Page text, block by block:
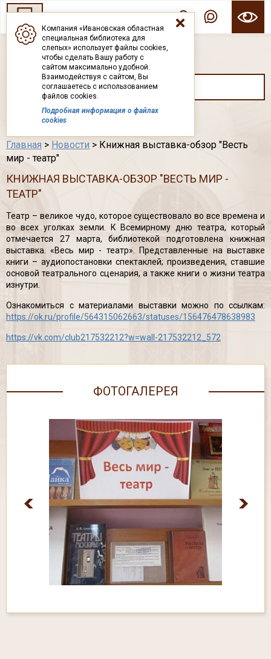
Компания «Ивановская областная
специальная библиотека для
слепых» использует файлы cookies,
чтобы сделать Вашу работу с
сайтом максимально удобной.
Взаимодействуя с сайтом, Вы
соглашаетесь с использованием
файлов cookies.
Подробная информация о файлах
cookies
ГОСУДАРСТВЕННОЕ БЮДЖЕТНОЕ УЧРЕЖДЕНИЕ ИВАНОВСКОЙ ОБЛАСТИ
ИВАНОВСКАЯ ОБЛАСТНАЯ СПЕЦИАЛЬНАЯ
БИБЛИОТЕКА ДЛЯ СЛЕПЫХ
Каталог
Главная > Новости > Книжная выставка-обзор "Весть
мир - театр"
КНИЖНАЯ ВЫСТАВКА-ОБЗОР "ВЕСТЬ МИР -
ТЕАТР"
Театр – великое чудо, которое существовало во все времена и
во всех уголках земли. К Всемирному дню театра, который
отмечается 27 марта, библиотекой подготовлена книжная
выставка. «Весь мир - театр». Представленные на выставке
книги – аудиопостановки спектаклей; произведения, ставшие
основой театрального сценария, а также книги о жизни театра
изнутри.
Ознакомиться с материалами выставки можно по ссылкам:
https://ok.ru/profile/564315062663/statuses/156476478638983
https://vk.com/club217532212?w=wall-217532212_572
ФОТОГАЛЕРЕЯ